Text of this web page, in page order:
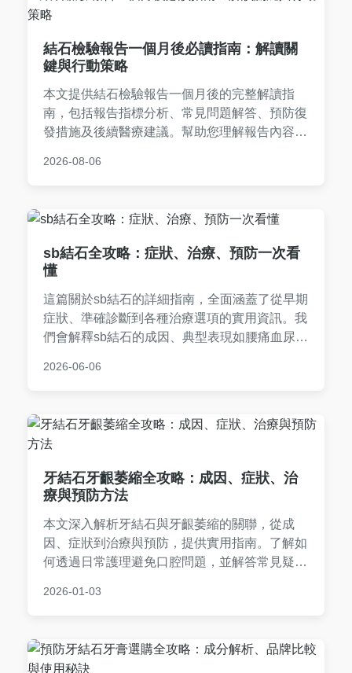
結石檢驗報告一個月後必讀指南：解讀關
鍵與行動策略
本文提供結石檢驗報告一個月後的完整解讀指
南，包括報告指標分析、常見問題解答、預防復
發措施及後續醫療建議。幫助您理解報告內容，
蓋所有潛在疑問。
2026-08-06
sb結石全攻略：症狀、治療、預防一次看
懂
這篇關於sb結石的詳細指南，全面涵蓋了從早期
症狀、準確診斷到各種治療選項的實用資訊。我
們會解釋sb結石的成因、典型表現如腰痛血尿，
比較了體外震波、經皮腎造廔取石術等方法的優
石的所有疑惑。
2026-06-06
牙結石牙齦萎縮全攻略：成因、症狀、治
療與預防方法
本文深入解析牙結石與牙齦萎縮的關聯，從成
因、症狀到治療與預防，提供實用指南。了解如
何透過日常護理避免口腔問題，並解答常見疑
個人經驗，確保資訊可靠實用。
2026-01-03